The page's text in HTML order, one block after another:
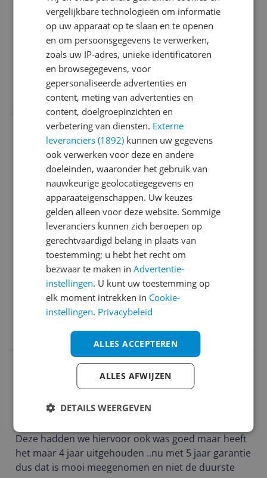
houden zonder dat die gaat schiften en boter te
smelten zonder de kans op bruin worden.
Echt handig.
Ik heb Etna gekozen omdat ik hiervoor een Etna
gasfornuis had wat zeer degelijk en
gebruiksvriendelijk was.
(En nu opgewekt zijn verdere leven slijt in de keuken
van een kennis, die er superblij mee is)
Kortom, ik ben echt heel tevreden met mijn keuze
voor Etna.
Als enige puntje van kritiek wil ik meegeven dat het
display nauwelijks te lezen valt als de kookplaat is
uitgeschakeld.
Dus de aan/uit knop mag van mij wat opvallender,
maar dat doet aan het kookgenot niks af!
Display slecht leesbaar als kookplaat
uitgeschakeld is
Ja, ik beveel dit product aan
0 reactiesReageer
m**********@c********08-04-
2025
Algemene
score
Prima plaat voor een prima prijs
Reviewscore 9.0
Mooie kookplaat en voldoet aan alle wensen.
Pluspunten
Mooie inductie kookplaat
De 3 jaar extra's garantie
Ja, ik beveel dit product aan
Reageer
Tsjikke vriesinga
Algemene score
Bevalt goed
Deze hadden we hiervoor ook was goed maar heeft
het maar 4 jaar uitgehouden ..nu met 5 jaar garantie
dus dat is mooi meegenomen en niet de duurste
vergelijkbare technologieën om informatie
op uw apparaat op te slaan en te openen
en om persoonsgegevens te verwerken,
zoals uw IP-adres, unieke identificatoren
en browsegegevens, voor
gepersonaliseerde advertenties en
content, meting van advertenties en
content, doelgroepinzichten en
verbetering van diensten. Externe
leveranciers (1892) kunnen uw gegevens
ook verwerken voor deze en andere
doeleinden, waaronder het gebruik van
nauwkeurige geolocatiegegevens en
apparaateigenschappen. Uw keuzes
gelden alleen voor deze website. Sommige
leveranciers kunnen zich beroepen op
gerechtvaardigd belang in plaats van
toestemming; u hebt het recht om
bezwaar te maken inAdvertentie-
instellingen. U kunt uw toestemming op
elk moment intrekken in Cookie-
instellingen. Privacybeleid
ALLES ACCEPTEREN
ALLES AFWIJZEN
DETAILS WEERGEVEN